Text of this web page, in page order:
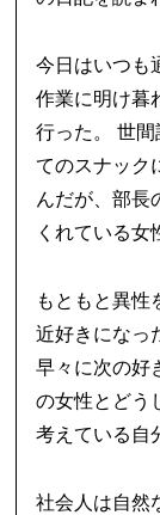
今日はいつも
作業に明け暮
行った。 世
てのスナック
んだが、部長
くれている女
もともと異性
近好きになっ
早々に次の好
の女性とどう
考えている自
社会人は自然